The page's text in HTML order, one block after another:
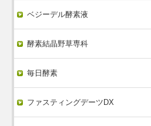
ベジーデル酵素液
酵素結晶野草専科
毎日酵素
ファスティングデーツDX